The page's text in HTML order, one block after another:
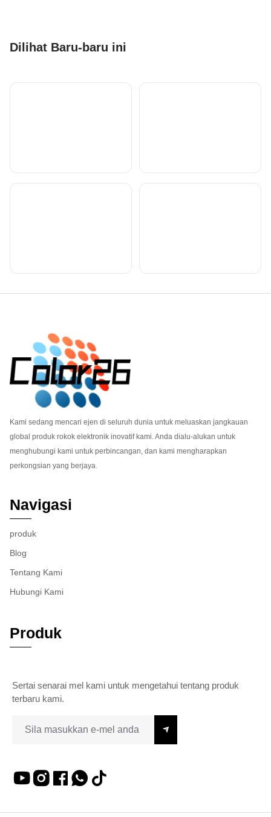
Dilihat Baru-baru ini
Kami sedang mencari ejen di seluruh dunia untuk meluaskan jangkauan
global produk rokok elektronik inovatif kami. Anda dialu-alukan untuk
menghubungi kami untuk perbincangan, dan kami mengharapkan
perkongsian yang berjaya.
Navigasi
produk
Blog
Tentang Kami
Hubungi Kami
Produk
Sertai senarai mel kami untuk mengetahui tentang produk
terbaru kami.